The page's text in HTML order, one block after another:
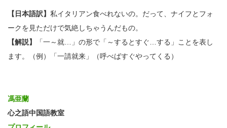
【日本語訳】 私イタリアン食べれないの。だって、ナイフとフォ
ークを見ただけで気絶しちゃうんだもの。
【解説】
「一～就…」の形で「～するとすぐ…する」ことを表し
ます。（例）「一請就来」（呼べばすぐやってくる）
馮亜蘭
心之語中国語教室